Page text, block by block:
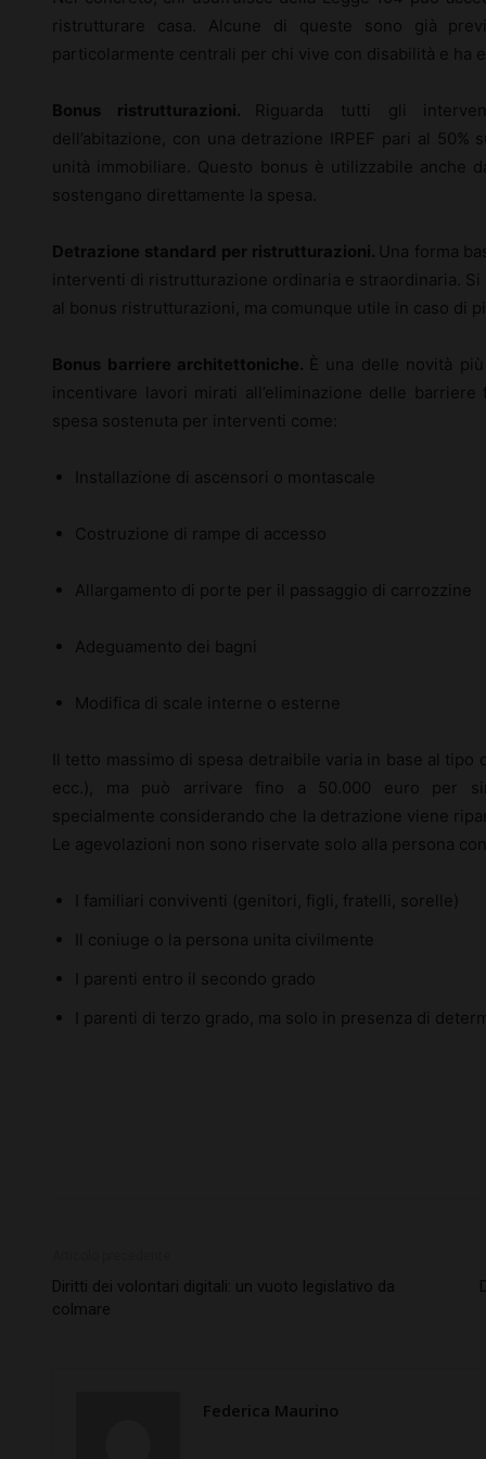
ristrutturare casa. Alcune di queste sono già
particolarmente centrali per chi vive con disabilità e ha
Bonus ristrutturazioni. Riguarda tutti gli
dell’abitazione, con una detrazione IRPEF pari al
unità immobiliare. Questo bonus è utilizzabile anche
sostengano direttamente la spesa.
Detrazione standard per ristrutturazioni. Una forma
interventi di ristrutturazione ordinaria e straordinaria.
al bonus ristrutturazioni, ma comunque utile in caso di
Bonus barriere architettoniche. È una delle novità
incentivare lavori mirati all’eliminazione delle
spesa sostenuta per interventi come:
Installazione di ascensori o montascale
Costruzione di rampe di accesso
Allargamento di porte per il passaggio di carrozzine
Adeguamento dei bagni
Modifica di scale interne o esterne
Il tetto massimo di spesa detraibile varia in base al
ecc.), ma può arrivare fino a 50.000 euro per
specialmente considerando che la detrazione viene
Le agevolazioni non sono riservate solo alla persona
I familiari conviventi (genitori, figli, fratelli, sorelle)
Il coniuge o la persona unita civilmente
I parenti entro il secondo grado
I parenti di terzo grado, ma solo in presenza di
Diritti dei volontari digitali: un vuoto legislativo da
colmare
Federica Maurino